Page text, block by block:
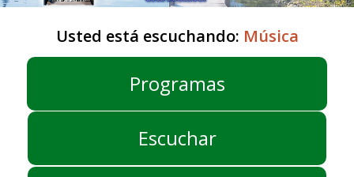
Usted está escuchando: Música
Programas
Escuchar